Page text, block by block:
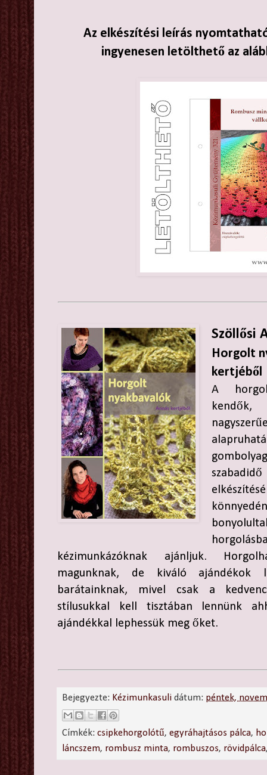
Az elkészítési leírás
ingyenesen letölthető az
Szöllősi
Horgolt
kertjéből
A
kendők,
szabadidő
kézimunkázóknak ajánljuk.
magunknak, de kiváló ajándékok
barátainknak, mivel csak a
stílusukkal kell tisztában lennünk
ajándékkal lephessük meg őket.
Bejegyezte: Kézimunkasuli dátum: péntek,
Címkék:csipkehorgolótű,egyráhajtásos pálca,
láncszem, rombusz minta, rombuszos, rövidpálca